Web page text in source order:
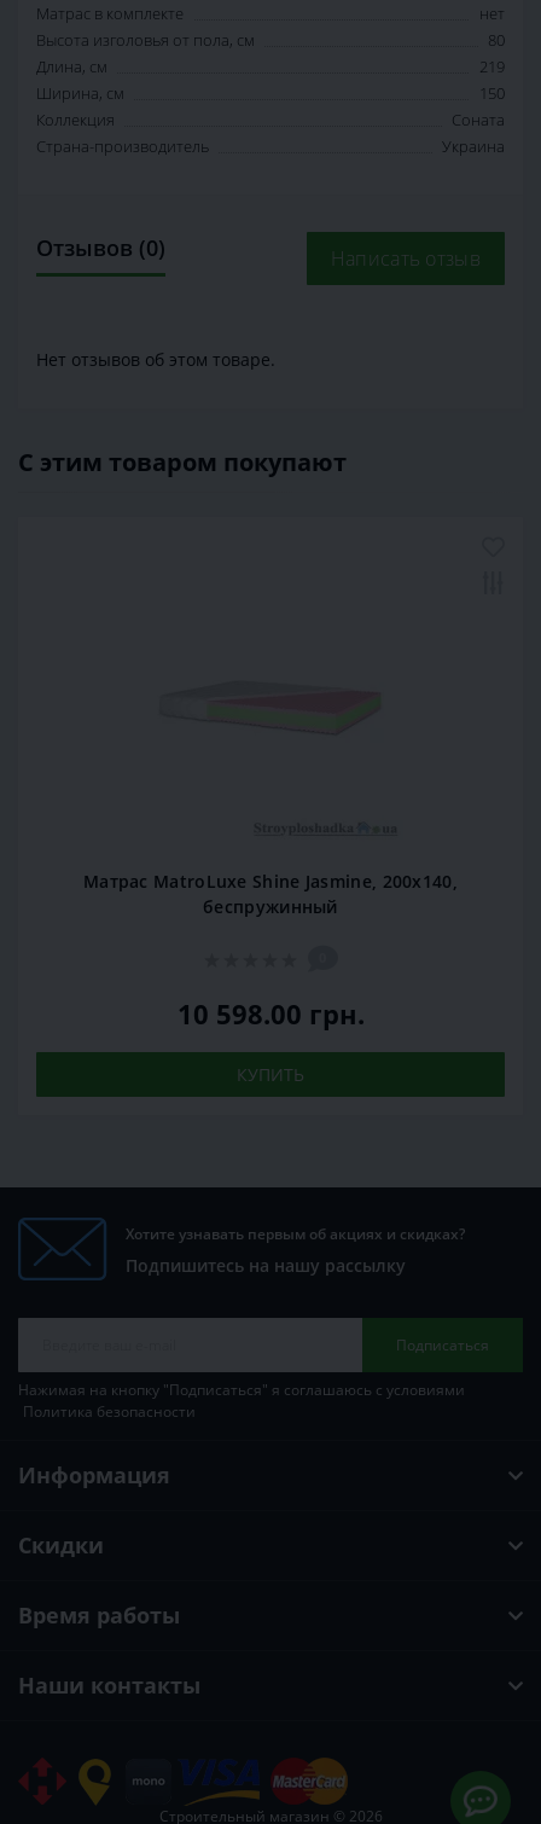
Матрас в комплекте
нет
Высота изголовья от пола, см
80
Длина, см
219
Ширина, см
150
Коллекция
Соната
Страна-производитель
Украина
Отзывов (0) Написать отзыв
Нет отзывов об этом товаре.
С этим товаром покупают
Матрас MatroLuxe Shine Jasmine, 200x140,
беспружинный
10 598.00 грн.
КУПИТЬ
Хотите узнавать первым об акциях и скидках?
Подпишитесь на нашу рассылку
Подписаться
Нажимая на кнопку "Подписаться" я соглашаюсь с условиями
Политика безопасности
Информация
Скидки
Время работы
Наши контакты
Строительный магазин © 2026